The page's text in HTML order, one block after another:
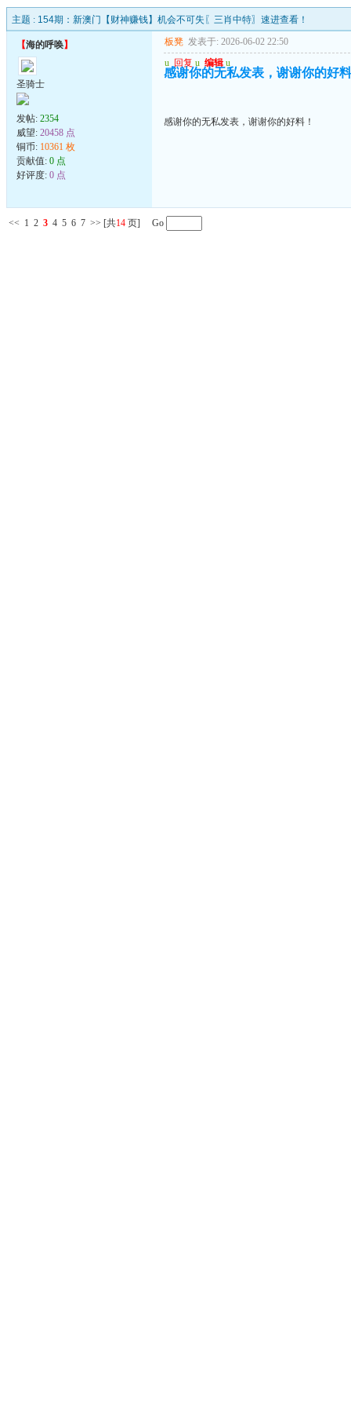
主题 : 154期：新澳门【财神赚钱】机会不可失〖三肖中特〗速进查看！
【海的呼唤】
圣骑士
发帖: 2354
威望: 20458 点
铜币: 10361 枚
贡献值: 0 点
好评度: 0 点
板凳 发表于: 2026-06-02 22:50
u 回复 u 编辑 u
感谢你的无私发表，谢谢你的好
感谢你的无私发表，谢谢你的好料！
<< 1 2 3 4 5 6 7 >> [共14 页] Go